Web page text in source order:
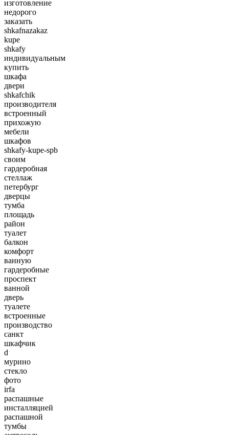
изготовление
недорого
заказать
shkafnazakaz
kupe
shkafy
индивидуальным
купить
шкафа
двери
shkafchik
производителя
встроенный
прихожую
мебели
шкафов
shkafy-kupe-spb
своим
гардеробная
стеллаж
петербург
дверцы
тумба
площадь
район
туалет
балкон
комфорт
ванную
гардеробные
проспект
ванной
дверь
туалете
встроенные
производство
санкт
шкафчик
d
мурино
стекло
фото
irfa
распашные
инсталляцией
распашной
тумбы